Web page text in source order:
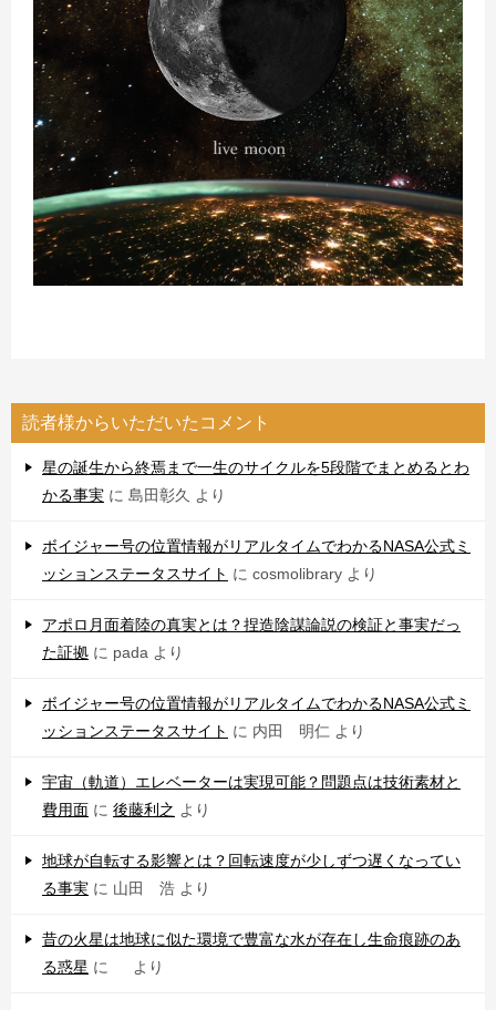
読者様からいただいたコメント
星の誕生から終焉まで一生のサイクルを5段階でまとめるとわ
かる事実 に 島田彰久 より
ボイジャー号の位置情報がリアルタイムでわかるNASA公式ミ
ッションステータスサイト に cosmolibrary より
アポロ月面着陸の真実とは？捏造陰謀論説の検証と事実だっ
た証拠 に pada より
ボイジャー号の位置情報がリアルタイムでわかるNASA公式ミ
ッションステータスサイト に 内田 明仁 より
宇宙（軌道）エレベーターは実現可能？問題点は技術素材と
費用面 に 後藤利之 より
地球が自転する影響とは？回転速度が少しずつ遅くなってい
る事実 に 山田 浩 より
昔の火星は地球に似た環境で豊富な水が存在し生命痕跡のあ
る惑星 に より